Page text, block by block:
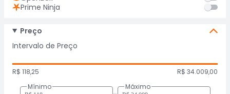
Prime Ninja
Preço
Intervalo de Preço
R$ 118,25
R$ 34.009,00
Mínimo
Máximo